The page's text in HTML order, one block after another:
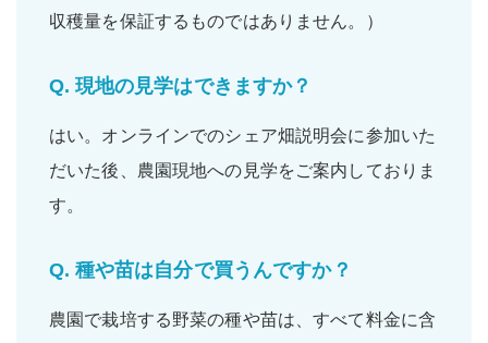
収穫量を保証するものではありません。）
Q. 現地の見学はできますか？
はい。 オンラインでのシェア畑説明会に参加いた
だいた後、農園現地への 見学をご案内 しておりま
す。
Q. 種や苗は自分で買うんですか？
農園で栽培する野菜の種や苗は、すべて料金に含